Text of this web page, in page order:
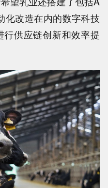
化改造在内的数字科技
供应链创新和效率提